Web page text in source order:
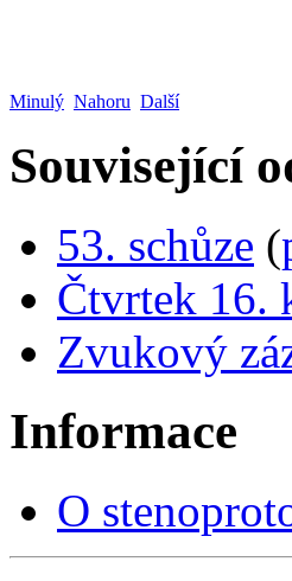
Minulý Nahoru Další
Související
53. schůze (
Čtvrtek 16.
Zvukový
Informace
O